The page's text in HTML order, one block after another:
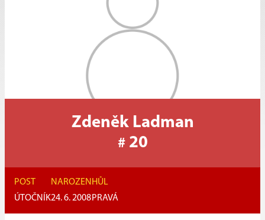
Zdeněk Ladman
# 20
POST
ÚTOČNÍK
NAROZEN
24. 6. 2008
HŮL
PRAVÁ